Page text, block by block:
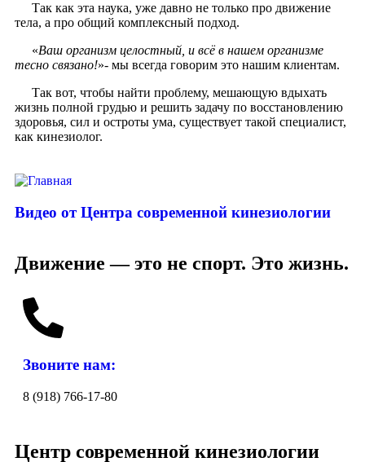
Так как эта наука, уже давно не только про движение
тела, а про общий комплексный подход.
«Ваш организм целостный, и всё в нашем организме
тесно связано!»- мы всегда говорим это нашим клиентам.
Так вот, чтобы найти проблему, мешающую вдыхать
жизнь полной грудью и решить задачу по восстановлению
здоровья, сил и остроты ума, существует такой специалист,
как кинезиолог.
Видео от Центра современной кинезиологии
Движение — это не спорт. Это жизнь.
Звоните нам:
8 (918) 766-17-80
Центр современной кинезиологии